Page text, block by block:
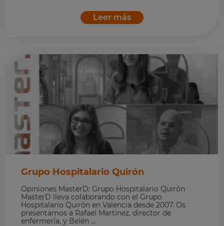
Leer más
Grupo Hospitalario Quirón
Opiniones MasterD: Grupo Hospitalario Quirón
MasterD lleva colaborando con el Grupo
Hospitalario Quirón en Valencia desde 2007. Os
presentamos a Rafael Martínez, director de
enfermería, y Belén ...